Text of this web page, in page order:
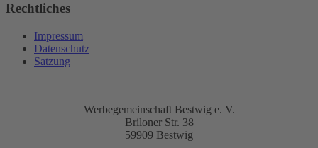
Rechtliches
Impressum
Datenschutz
Satzung
Werbegemeinschaft Bestwig e. V.
Briloner Str. 38
59909 Bestwig